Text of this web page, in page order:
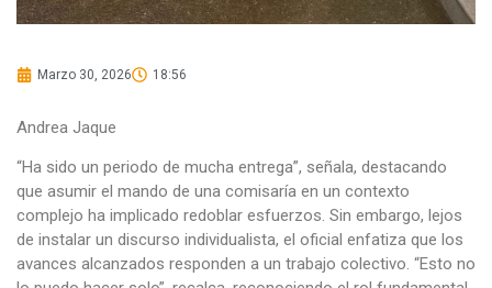
Marzo 30, 2026 18:56
Andrea Jaque
“Ha sido un periodo de mucha entrega”, señala, destacando
que asumir el mando de una comisaría en un contexto
complejo ha implicado redoblar esfuerzos. Sin embargo, lejos
de instalar un discurso individualista, el oficial enfatiza que los
avances alcanzados responden a un trabajo colectivo. “Esto no